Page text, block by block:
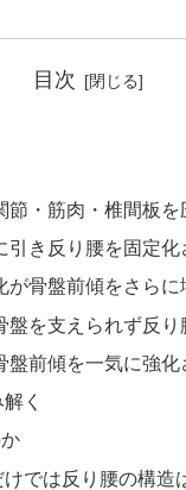
目次
・筋肉・椎間板を
き反り腰を固定化
骨盤前傾をさらに
を支えられず反り
前傾を一気に強化
く
けでは反り腰の構造